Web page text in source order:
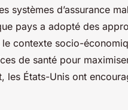
systèmes d’assurance
pays a adopté des
le contexte socio-
de santé pour
les États-Unis ont